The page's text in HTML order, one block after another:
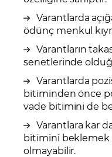
Varantlarda
ödünç menkul
Varantların
senetlerinde
Varantlarda
bitiminden önce
vade bitimini de
Varantlara kar
bitimini beklemek
olmayabilir.